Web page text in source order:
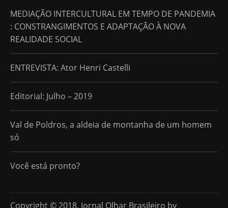
MEDIAÇÃO INTERCULTURAL EM TEMPO DE PANDEMIA
: CONSTRANGIMENTOS E ADAPTAÇÃO À NOVA
REALIDADE SOCIAL
ENTREVISTA: Ator Henri Castelli
Editorial: Julho – 2019
Val de Poldros, a aldeia de montanha de um homem
só
Você está pronto?
Copyright © 2018. Jornal Olhar Brasileiro by